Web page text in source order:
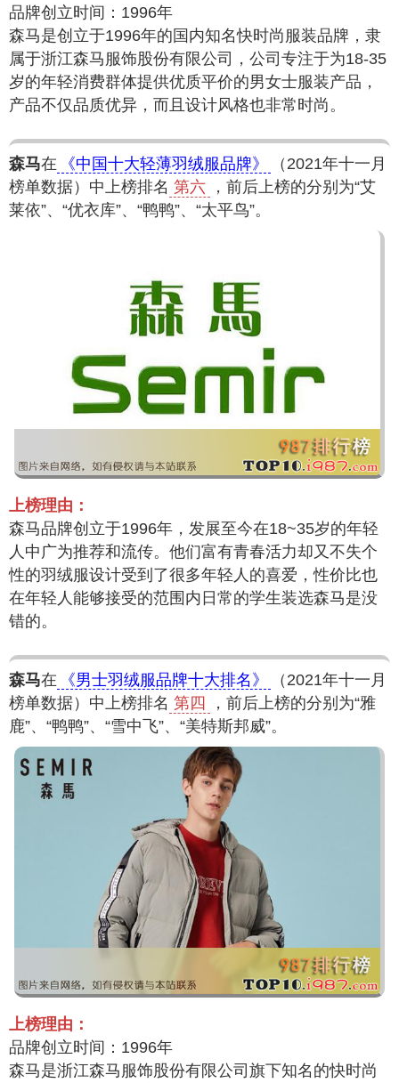
品牌创立时间：1996年
森马是创立于1996年的国内知名快时尚服装品牌，隶
属于浙江森马服饰股份有限公司，公司专注于为18-35
岁的年轻消费群体提供优质平价的男女士服装产品，
产品不仅品质优异，而且设计风格也非常时尚。
森马在 《中国十大轻薄羽绒服品牌》
（2021年十一月
榜单数据）中上榜排名 第六
，前后上榜的分别为“艾
莱依”、“优衣库”、“鸭鸭”、“太平鸟”。
上榜理由：
森马品牌创立于1996年，发展至今在18~35岁的年轻
人中广为推荐和流传。他们富有青春活力却又不失个
性的羽绒服设计受到了很多年轻人的喜爱，性价比也
在年轻人能够接受的范围内日常的学生装选森马是没
错的。
森马在 《男士羽绒服品牌十大排名》
（2021年十一月
榜单数据）中上榜排名 第四
，前后上榜的分别为“雅
鹿”、“鸭鸭”、“雪中飞”、“美特斯邦威”。
上榜理由：
品牌创立时间：1996年
森马是浙江森马服饰股份有限公司旗下知名的快时尚